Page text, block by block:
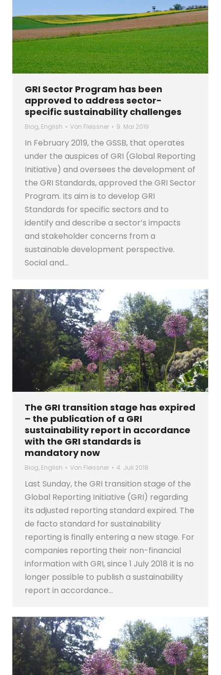
GRI Sector Program has been
approved to address sector-
specific sustainability challenges
Blog, English Von Fleissner 9. Mai 2019
In February 2019, the GSSB, that operates
under the auspices of GRI (Global Reporting
Initiative) and oversees the development of
the GRI Standards, approved the GRI Sector
Program. Its aim is to develop GRI
Standards for specific sectors and to
identify and describe a sector’s impacts
and stakeholder concerns from a
sustainable development perspective.
Social and…
The GRI transition stage has expired
– the publication of a GRI
sustainability report in accordance
with the GRI standards is
mandatory now
Blog, English Von Fleissner 4. Juli 2018
Last Sunday, the GRI transition stage of the
Global Reporting Initiative (GRI) regarding
its adjusted reporting standard expired. The
de facto standard for sustainability
reporting is finally entering a new stage. For
companies reporting their non-financial
information with GRI, since 1 July 2018 it is no
longer possible to publish a sustainability
report in accordance…